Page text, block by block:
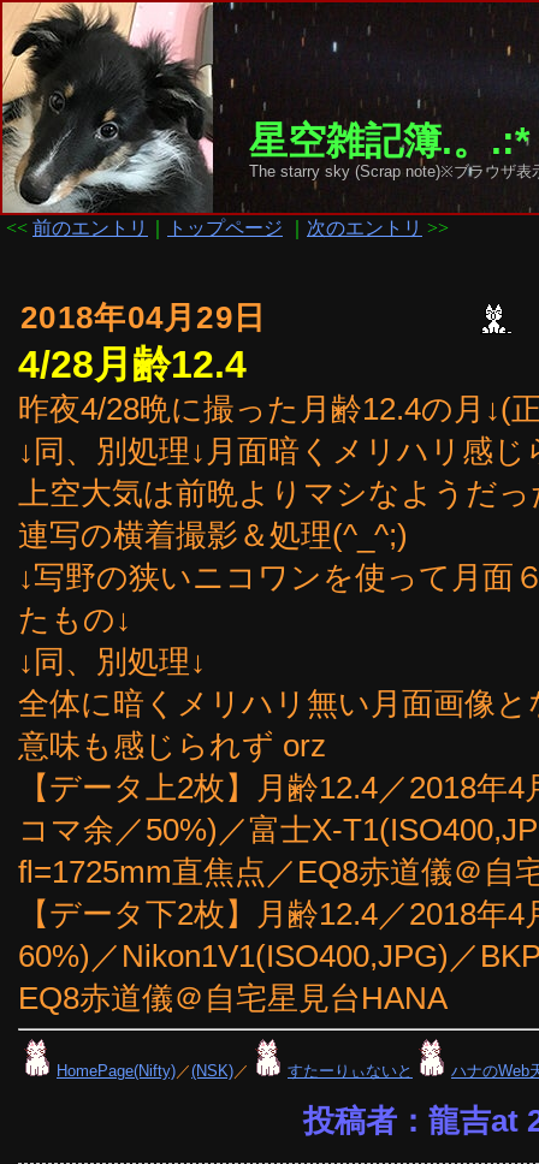
星空雑記簿.。
The starry sky (Scrap note)※ブラウザ
<< 前のエントリ トップページ 次のエントリ >>
2018年04月29日
4/28月齢12.4
昨夜4/28晩に撮った月齢12.4の月↓(
↓同、別処理↓月面暗くメリハリ感じ
上空大気は前晩よりマシなようだ
連写の横着撮影＆処理(^_^;)
↓写野の狭いニコワンを使って月面
たもの↓
↓同、別処理↓
全体に暗くメリハリ無い月面画像
意味も感じられず orz
【データ上2枚】月齢12.4／2018年
コマ余／50%)／富士X-
fl=1725mm直焦点／EQ8赤道儀＠自
【データ下2枚】月齢12.4／2018年
60%)／Nikon1V1(ISO400,JPG)／
EQ8赤道儀＠自宅星見台HANA
HomePage(Nifty)／(NSK)／ すたーりぃないと ハナのWeb
投稿者：龍吉at